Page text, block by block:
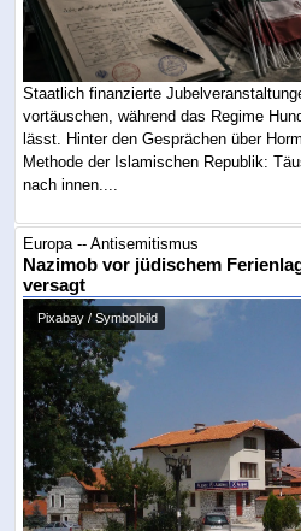
Staatlich finanzierte
vortäuschen, während das Regime
lässt. Hinter den Gesprächen über
Methode der Islamischen Republik:
nach innen....
Europa -- Antisemitismus
Nazimob vor jüdischem
versagt
Pixabay / Symbolbild